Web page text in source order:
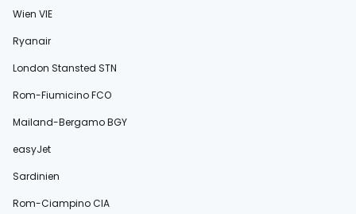
Wien VIE
Ryanair
London Stansted STN
Rom-Fiumicino FCO
Mailand-Bergamo BGY
easyJet
Sardinien
Rom-Ciampino CIA